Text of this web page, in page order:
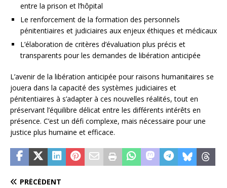
entre la prison et l’hôpital
Le renforcement de la formation des personnels
pénitentiaires et judiciaires aux enjeux éthiques et médicaux
L’élaboration de critères d’évaluation plus précis et
transparents pour les demandes de libération anticipée
L’avenir de la libération anticipée pour raisons humanitaires se
jouera dans la capacité des systèmes judiciaires et
pénitentiaires à s’adapter à ces nouvelles réalités, tout en
préservant l’équilibre délicat entre les différents intérêts en
présence. C’est un défi complexe, mais nécessaire pour une
justice plus humaine et efficace.
PRÉCÉDENT